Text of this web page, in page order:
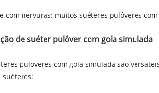
com nervuras: muitos suéteres pulôveres
de suéter pulôver com gola simulada
pulôveres com gola simulada são
suéteres: